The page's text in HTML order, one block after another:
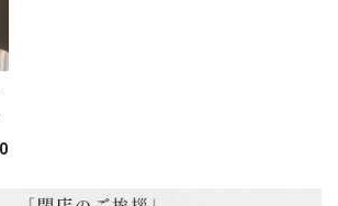
出来るのでチビな私にはとても助かりまし
りの雰囲気で、今年の夏 大活躍間違い
さん活躍してもらえると嬉しいです。